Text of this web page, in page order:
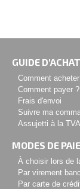
GUIDE D'ACHAT
Comment
Comment payer ?
Frais d'envoi
Suivre ma
Assujetti à la TVA
MODES DE
À choisir lors de
Par virement
Par carte de